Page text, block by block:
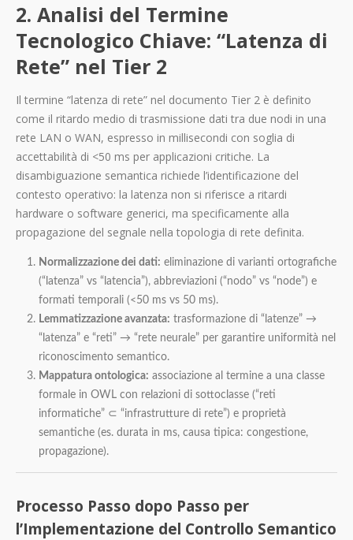
2. Analisi del Termine
Tecnologico Chiave: “Latenza di
Rete” nel Tier 2
Il termine “latenza di rete” nel documento Tier 2 è definito
come il ritardo medio di trasmissione dati tra due nodi in una
rete LAN o WAN, espresso in millisecondi con soglia di
accettabilità di <50 ms per applicazioni critiche. La
disambiguazione semantica richiede l’identificazione del
contesto operativo: la latenza non si riferisce a ritardi
hardware o software generici, ma specificamente alla
propagazione del segnale nella topologia di rete definita.
Normalizzazione dei dati: eliminazione di varianti ortografiche
(“latenza” vs “latencia”), abbreviazioni (“nodo” vs “node”) e
formati temporali (<50 ms vs 50 ms).
Lemmatizzazione avanzata: trasformazione di “latenze” →
“latenza” e “reti” → “rete neurale” per garantire uniformità nel
riconoscimento semantico.
Mappatura ontologica: associazione al termine a una classe
formale in OWL con relazioni di sottoclasse (“reti
informatiche” ⊂ “infrastrutture di rete”) e proprietà
semantiche (es. durata in ms, causa tipica: congestione,
propagazione).
Processo Passo dopo Passo per
l’Implementazione del Controllo Semantico